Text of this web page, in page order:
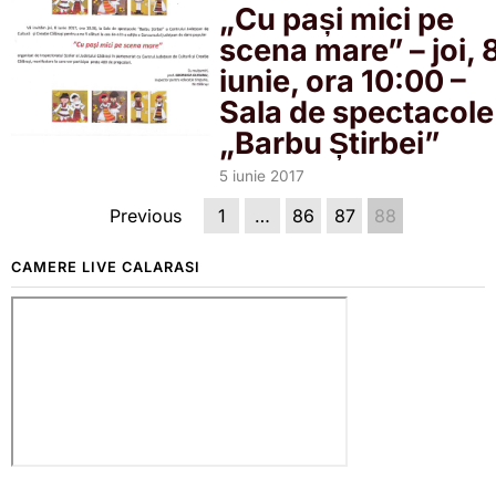
„Cu pași mici pe
scena mare” – joi,
iunie, ora 10:00 –
Sala de spectacole
„Barbu Știrbei”
5 iunie 2017
Previous 1 … 86 87 88
CAMERE LIVE CALARASI